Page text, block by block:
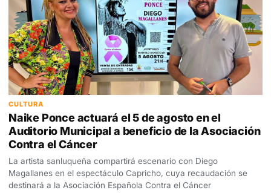
CULTURA
Naike Ponce actuará el 5 de agosto en el
Auditorio Municipal a beneficio de la Asociación
Contra el Cáncer
La artista sanluqueña compartirá escenario con Diego
Magallanes en el espectáculo Capricho, cuya recaudación se
destinará a la Asociación Española Contra el Cáncer